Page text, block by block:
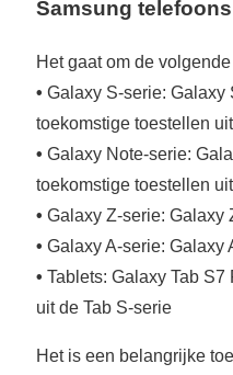
Samsung
Het gaat om de
• Galaxy S-serie: Galaxy
toekomstige toestellen
• Galaxy Note-serie:
toekomstige toestellen
• Galaxy Z-serie: Galaxy
• Galaxy A-serie: Galaxy
• Tablets: Galaxy Tab S7
uit de Tab S-serie
Het is een belangrijke